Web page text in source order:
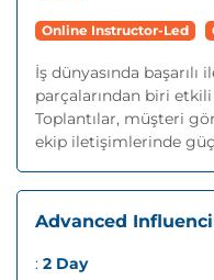
Online Instructor-Led
İş dünyasında
parçalarından biri
Toplantılar, müşteri
ekip iletişimlerinde
Advanced
: 2 Day